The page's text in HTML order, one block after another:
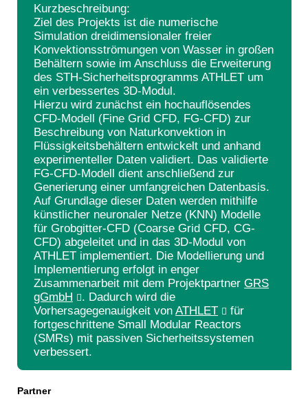
Kurzbeschreibung:
Ziel des Projekts ist die numerische
Simulation dreidimensionaler freier
Konvektionsströmungen von Wasser in großen
Behältern sowie im Anschluss die Erweiterung
des STH-Sicherheitsprogramms ATHLET um
ein verbessertes 3D-Modul.
Hierzu wird zunächst ein hochauflösendes
CFD-Modell (Fine Grid CFD, FG-CFD) zur
Beschreibung von Naturkonvektion in
Flüssigkeitsbehältern entwickelt und anhand
experimenteller Daten validiert. Das validierte
FG-CFD-Modell dient anschließend zur
Generierung einer umfangreichen Datenbasis.
Auf Grundlage dieser Daten werden mithilfe
künstlicher neuronaler Netze (KNN) Modelle
für Grobgitter-CFD (Coarse Grid CFD, CG-
CFD) abgeleitet und in das 3D-Modul von
ATHLET implementiert. Die Modellierung und
Implementierung erfolgt in enger
Zusammenarbeit mit dem Projektpartner GRS
gGmbH
. Dadurch wird die
Vorhersagegenauigkeit von ATHLET
für
fortgeschrittene Small Modular Reactors
(SMRs) mit passiven Sicherheitssystemen
verbessert.
Partner